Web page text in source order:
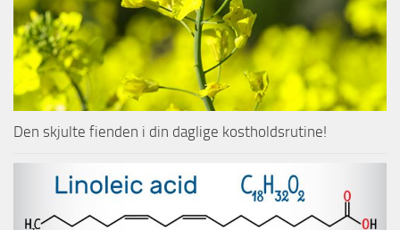
Den skjulte fienden i din daglige kostholdsrutine!